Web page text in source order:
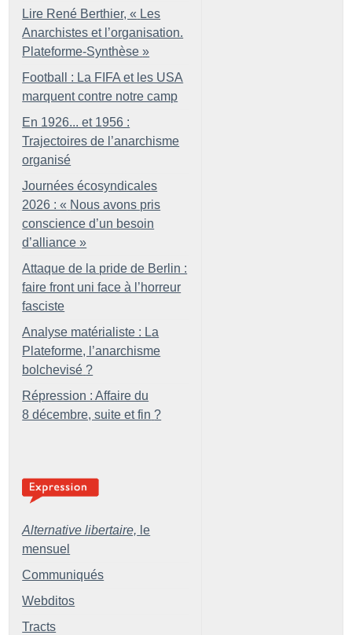
Lire René Berthier, « Les
Anarchistes et l’organisation.
Plateforme-Synthèse »
Football : La FIFA et les USA
marquent contre notre camp
En 1926... et 1956 :
Trajectoires de l’anarchisme
organisé
Journées écosyndicales
2026 : « Nous avons pris
conscience d’un besoin
d’alliance »
Attaque de la pride de Berlin :
faire front uni face à l’horreur
fasciste
Analyse matérialiste : La
Plateforme, l’anarchisme
bolchevisé ?
Répression : Affaire du
8 décembre, suite et fin ?
Alternative libertaire, le
mensuel
Communiqués
Webditos
Tracts